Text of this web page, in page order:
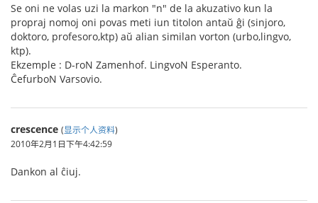
Se oni ne volas uzi la markon "n" de la akuzativo kun la
propraj nomoj oni povas meti iun titolon antaŭ ĝi (sinjoro,
doktoro, profesoro,ktp) aŭ alian similan vorton (urbo,lingvo,
ktp).
Ekzemple : D-roN Zamenhof. LingvoN Esperanto.
ĈefurboN Varsovio.
crescence (显示个人资料)
2010年2月1日下午4:42:59
Dankon al ĉiuj.